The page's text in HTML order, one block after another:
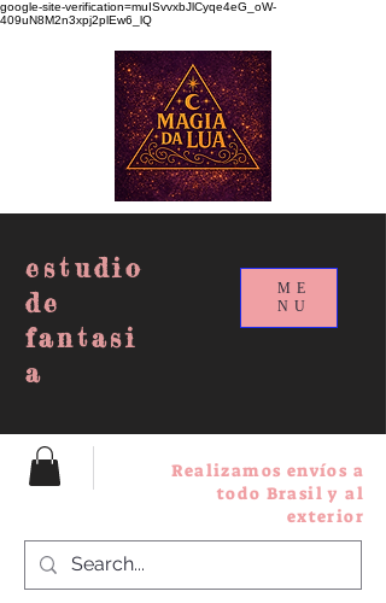
google-site-verification=muISvvxbJlCyqe4eG_oW-
409uN8M2n3xpj2plEw6_lQ
estudio
de
fantasi
a
ME
NU
Realizamos envíos a
todo Brasil y al
exterior